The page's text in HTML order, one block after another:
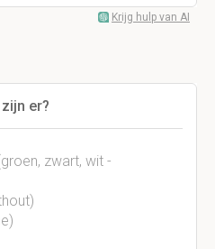
Krijg hulp van AI
er?
zwart, wit -